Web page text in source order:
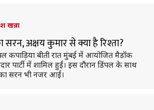
खन्ना
अक्षय कुमार से क्या है रिश्ता?
कपाड़िया बीती रात मुंबई में आयोजित मैडॉक
पार्टी में शामिल हुईं। इस दौरान डिंपल के साथ
सरन भी नजर आईं।